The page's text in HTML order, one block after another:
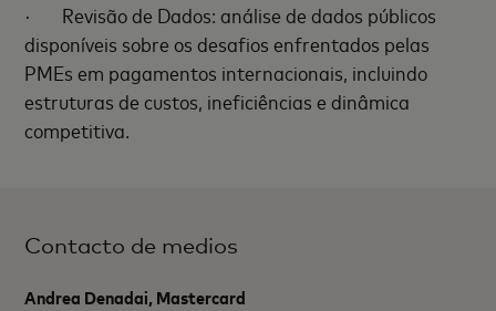
· Revisão de Dados: análise de dados públicos
disponíveis sobre os desafios enfrentados pelas
PMEs em pagamentos internacionais, incluindo
estruturas de custos, ineficiências e dinâmica
competitiva.
Contacto de medios
Andrea Denadai, Mastercard